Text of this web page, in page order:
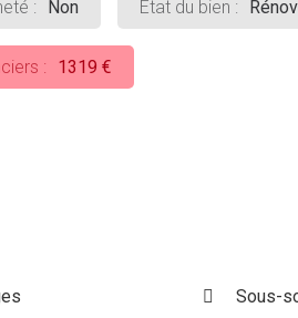
: Non État du bien :
: 1319 €
Sous-